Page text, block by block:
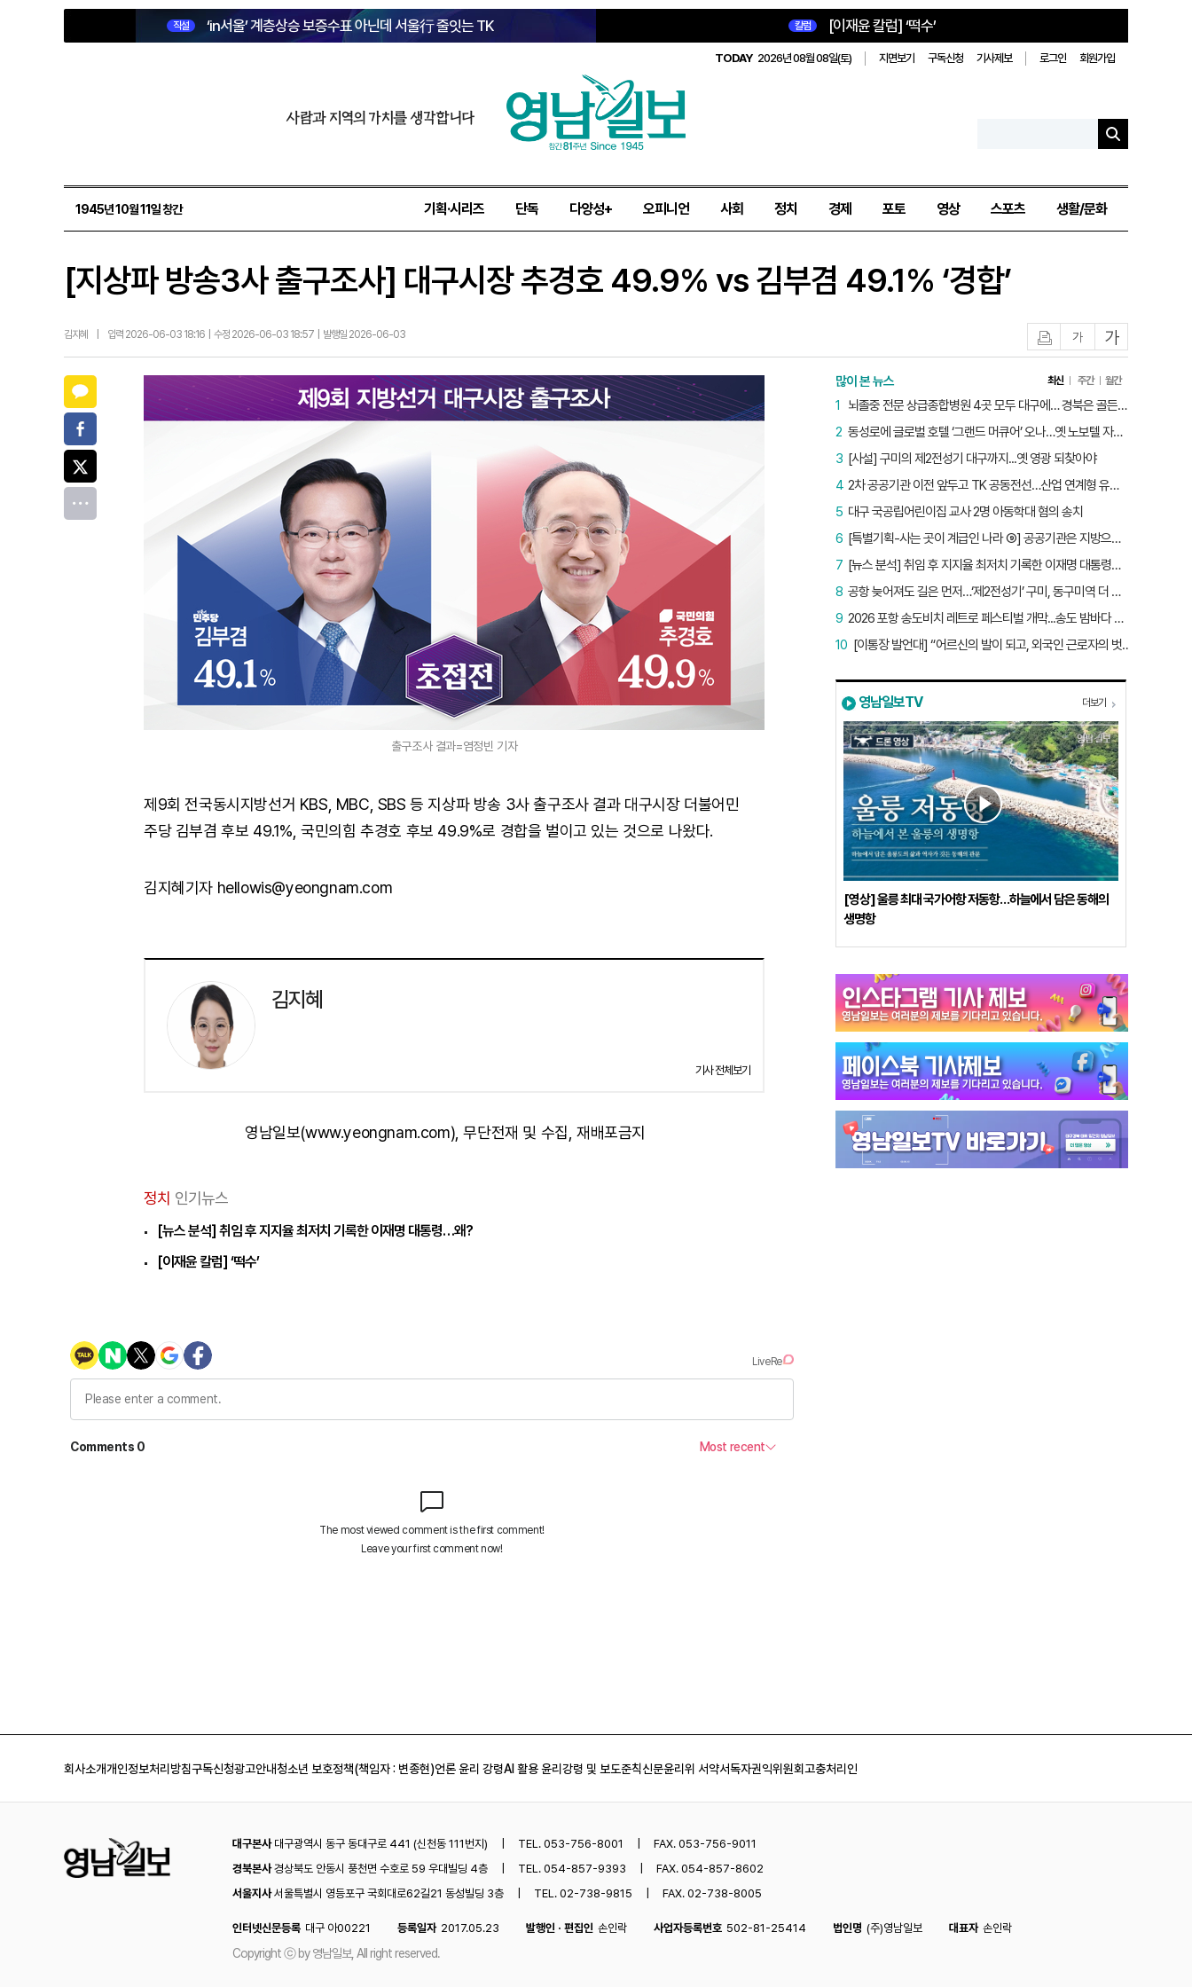
직설 ‘in서울’ 계층상승 보증수표 아닌데 서울行 줄잇는 TK 칼럼 [이재윤 칼럼] ‘떡수’
TODAY 2026년 08월 08일(토) 지면보기 구독신청 기사제보 로그인 회원가입
사람과 지역의 가치를 생각합니다
1945년 10월 11일 창간 기획·시리즈 단독 다양성+ 오피니언 사회 정치 경제 포토 영상 스포츠 생활/문화
[지상파 방송3사 출구조사] 대구시장 추경호 49.9% vs 김부겸 49.1% ‘경합’
김지혜 입력 2026-06-03 18:16 | 수정 2026-06-03 18:57 | 발행일 2026-06-03 글자작게글자크게
출구조사 결과=염정빈 기자
제9회 전국동시지방선거 KBS, MBC, SBS 등 지상파 방송 3사 출구조사 결과 대구시장 더불어민
주당 김부겸 후보 49.1%, 국민의힘 추경호 후보 49.9%로 경합을 벌이고 있는 것으로 나왔다.
김지혜기자 hellowis@yeongnam.com
김지혜
기사 전체보기
영남일보(www.yeongnam.com), 무단전재 및 수집, 재배포금지
정치 인기뉴스
[뉴스 분석] 취임 후 지지율 최저치 기록한 이재명 대통령…왜?
[이재윤 칼럼] ‘떡수’
많이 본 뉴스 최신 주간 월간
뇌졸중 전문 상급종합병원 4곳 모두 대구에… 경북은 골든타임 사각지대
1
동성로에 글로벌 호텔 ‘그랜드 머큐어’ 오나…옛 노보텔 자리 사무실 개설
2
[사설] 구미의 제2전성기 대구까지...옛 영광 되찾아야
3
2차 공공기관 이전 앞두고 TK 공동전선…산업 연계형 유치 승부수
4
대구 국공립어린이집 교사 2명 아동학대 혐의 송치
5
[특별기획-사는 곳이 계급인 나라 ⑨] 공공기관은 지방으로 왔지만, 그들이 사는 곳은 서울이었다
6
[뉴스 분석] 취임 후 지지율 최저치 기록한 이재명 대통령…왜?
7
공항 늦어져도 길은 먼저…‘제2전성기’ 구미, 동구미역 더 절실
8
2026 포항 송도비치 레트로 페스티벌 개막...송도 밤바다 달군 레트로 열기
9
[이통장 발언대] “어르신의 발이 되고, 외국인 근로자의 벗이 되고”…박상철 이장의 ‘사람 농사’
10
영남일보TV 더보기
[영상] 울릉 최대 국가어항 저동항…하늘에서 담은 동해의
생명항
회사소개개인정보처리방침구독신청광고안내청소년 보호정책(책임자 : 변종현)언론 윤리 강령AI 활용 윤리강령 및 보도준칙신문윤리위 서약서독자권익위원회고충처리인
대구본사대구광역시 동구 동대구로 441 (신천동 111번지) TEL. 053-756-8001
FAX. 053-756-9011
경북본사경상북도 안동시 풍천면 수호로 59 우대빌딩 4층 TEL. 054-857-9393
FAX. 054-857-8602
서울지사서울특별시 영등포구 국회대로62길21 동성빌딩 3층 TEL. 02-738-9815 FAX. 02-738-8005
인터넷신문등록 대구 아00221 등록일자 2017.05.23 발행인 · 편집인 손인락 사업자등록번호 502-81-25414 법인명 (주)영남일보 대표자 손인락
Copyright ⓒ by 영남일보, All right reserved.